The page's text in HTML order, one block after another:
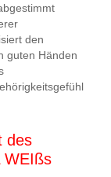
den
guten Händen
des
WEIßs